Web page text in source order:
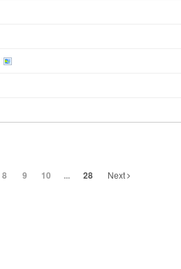
8 9 10 ... 28 Next